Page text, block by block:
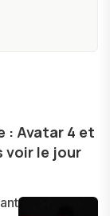
aider
à naviguer
: Avatar 4 et
voir le jour